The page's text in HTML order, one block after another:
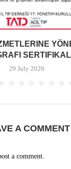
29 July 2026
A COMMENT
a comment.